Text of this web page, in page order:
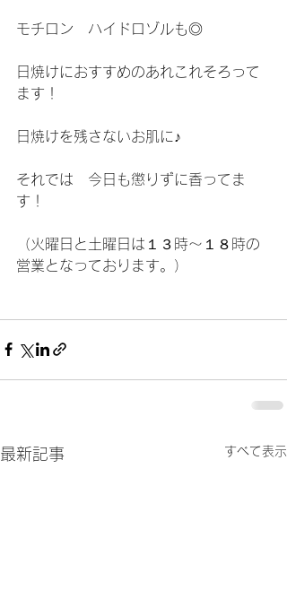
モチロン　ハイドロゾルも◎
日焼けにおすすめのあれこれそろって
ます！
日焼けを残さないお肌に♪
それでは　今日も懲りずに香ってま
す！
（火曜日と土曜日は１３時～１８時の
営業となっております。）
最新記事 すべて表示